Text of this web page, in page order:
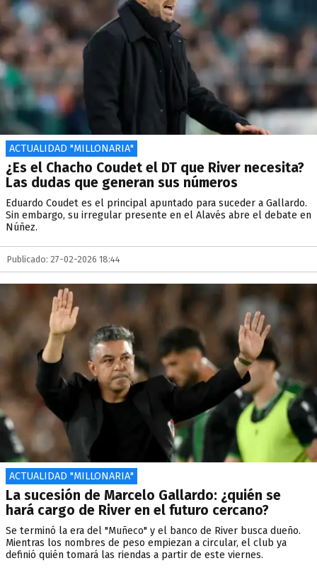
ACTUALIDAD "MILLONARIA"
¿Es el Chacho Coudet el DT que River necesita?
Las dudas que generan sus números
Eduardo Coudet es el principal apuntado para suceder a Gallardo.
Sin embargo, su irregular presente en el Alavés abre el debate en
Núñez.
Publicado: 27-02-2026 18:44
ACTUALIDAD "MILLONARIA"
La sucesión de Marcelo Gallardo: ¿quién se
hará cargo de River en el futuro cercano?
Se terminó la era del "Muñeco" y el banco de River busca dueño.
Mientras los nombres de peso empiezan a circular, el club ya
definió quién tomará las riendas a partir de este viernes.